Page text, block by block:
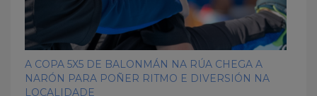
A COPA 5X5 DE BALONMÁN NA RÚA CHEGA A
NARÓN PARA POÑER RITMO E DIVERSIÓN NA
LOCALIDADE